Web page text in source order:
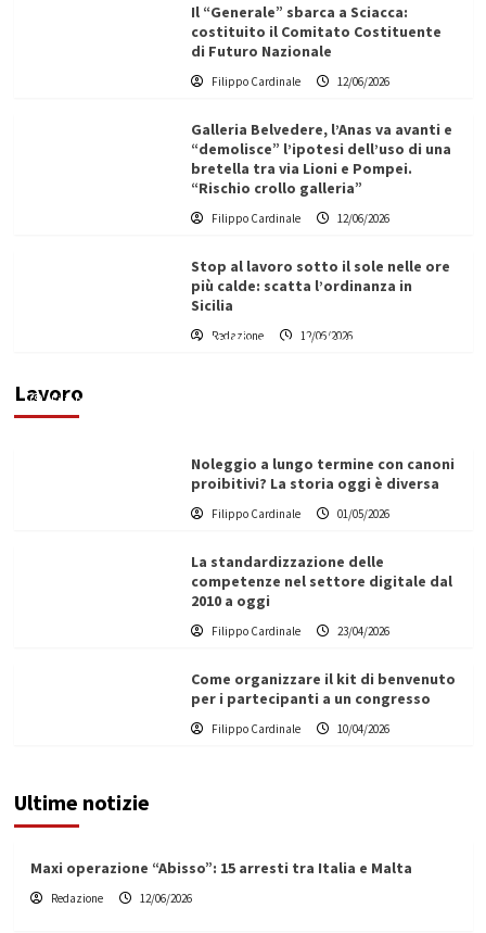
Il “Generale” sbarca a Sciacca:
costituito il Comitato Costituente
di Futuro Nazionale
Filippo Cardinale 12/06/2026
Galleria Belvedere, l’Anas va avanti e
“demolisce” l’ipotesi dell’uso di una
bretella tra via Lioni e Pompei.
“Rischio crollo galleria”
Filippo Cardinale 12/06/2026
Stop al lavoro sotto il sole nelle ore
più calde: scatta l’ordinanza in
Sicilia
Redazione 12/06/2026
Lavoro
Vino in Italia: il giro d’affari contribuisce
Filippo Cardinale
Noleggio a lungo termine con canoni
proibitivi? La storia oggi è diversa
Filippo Cardinale 01/05/2026
La standardizzazione delle
competenze nel settore digitale dal
2010 a oggi
Filippo Cardinale 23/04/2026
Come organizzare il kit di benvenuto
per i partecipanti a un congresso
Filippo Cardinale 10/04/2026
Ultime notizie
Maxi operazione “Abisso”: 15 arresti tra Italia e Malta
Redazione 12/06/2026